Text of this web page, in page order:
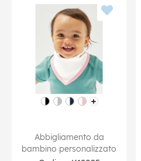
Abbigliamento da
bambino personalizzato